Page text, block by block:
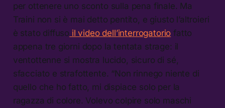
per ottenere uno sconto sulla pena finale. Ma
Traini non si è mai detto pentito, e giusto l’altroieri
è stato diffuso il video dell’interrogatorio fatto
appena tre giorni dopo la tentata strage: il
ventottenne si mostra lucido, sicuro di sé,
sfacciato e strafottente. “Non rinnego niente di
quello che ho fatto, mi dispiace solo per la
ragazza di colore. Volevo colpire solo maschi